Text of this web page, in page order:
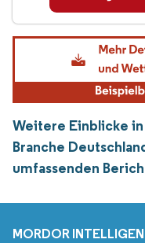
Weitere Einblicke
Branche
umfassenden
MORDOR